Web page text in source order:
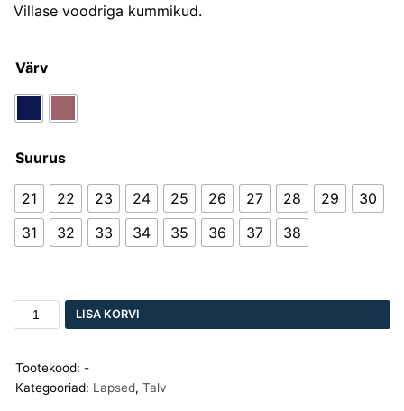
Villase voodriga kummikud.
Värv
Suurus
21 22 23 24 25 26 27 28 29
30
31
32 33 34 35 36 37 38
LISA KORVI
Tootekood: -
Kategooriad: Lapsed, Talv